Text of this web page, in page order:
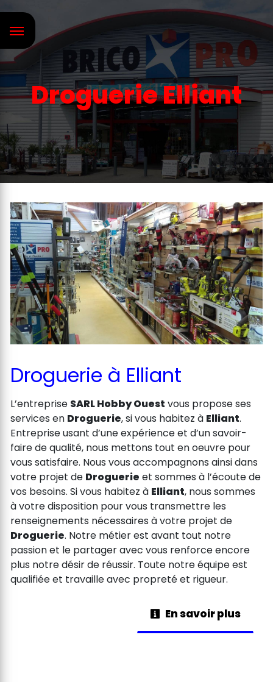
Droguerie Elliant
Droguerie à Elliant
L’entreprise SARL Hobby Ouest vous propose ses
services en Droguerie, si vous habitez à Elliant.
Entreprise usant d’une expérience et d’un savoir-
faire de qualité, nous mettons tout en oeuvre pour
vous satisfaire. Nous vous accompagnons ainsi dans
votre projet de Droguerie et sommes à l’écoute de
vos besoins. Si vous habitez à Elliant, nous sommes
à votre disposition pour vous transmettre les
renseignements nécessaires à votre projet de
Droguerie. Notre métier est avant tout notre
passion et le partager avec vous renforce encore
plus notre désir de réussir. Toute notre équipe est
qualifiée et travaille avec propreté et rigueur.
En savoir plus
Panneau de gestion des cookies